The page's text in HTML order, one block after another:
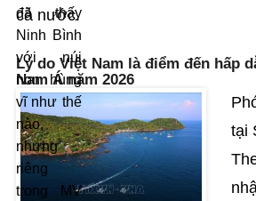
đã thấy
Ninh Bình
với núi
non hùng
vĩ như thế
nào,
nhưng
riêng
trong MV
cả nước.
Lý do Việt Nam là điểm đến hấp
Nam Á năm 2026
tại